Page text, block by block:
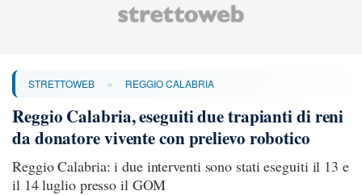
STRETTOWEB » REGGIO CALABRIA
Reggio Calabria, eseguiti due trapianti di reni
da donatore vivente con prelievo robotico
Reggio Calabria: i due interventi sono stati eseguiti il 13 e
il 14 luglio presso il GOM